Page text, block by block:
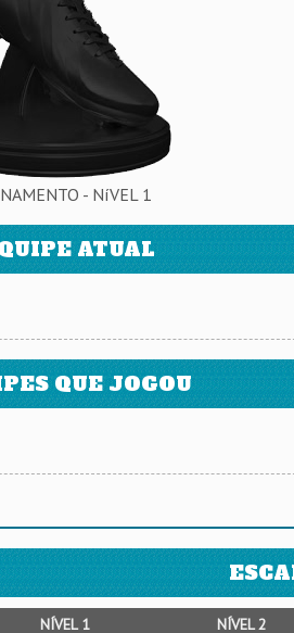
- NíVEL 1
ATUAL
QUE JOGOU
NÍVEL 1 NÍVEL 2